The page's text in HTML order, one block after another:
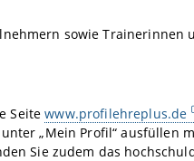
sowie Trainerinnen
Seitewww.profilehreplus.de
„Mein Profil“ ausfüllen
Sie zudem das